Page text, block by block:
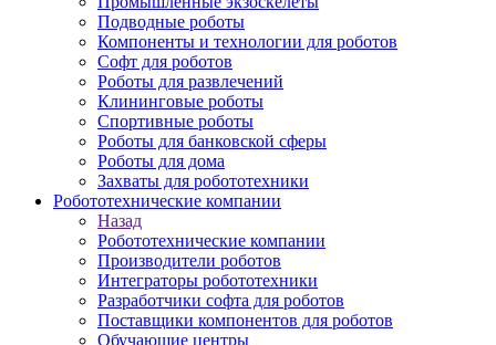
Подводные роботы
Компоненты и технологии для роботов
Софт для роботов
Роботы для развлечений
Клининговые роботы
Спортивные роботы
Роботы для банковской сферы
Роботы для дома
Захваты для робототехники
Робототехнические компании
Назад
Робототехнические компании
Производители роботов
Интеграторы робототехники
Разработчики софта для роботов
Поставщики компонентов для роботов
Обучающие центры